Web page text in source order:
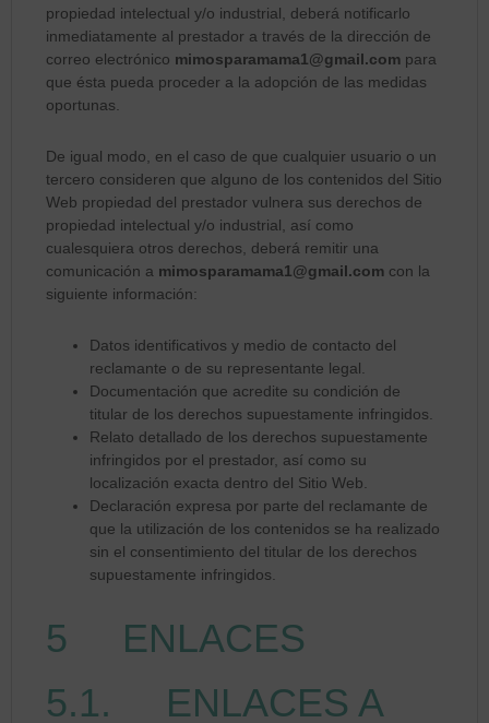
propiedad intelectual y/o industrial, deberá notificarlo
inmediatamente al prestador a través de la dirección de
correo electrónico mimosparamama1@gmail.com para
que ésta pueda proceder a la adopción de las medidas
oportunas.
De igual modo, en el caso de que cualquier usuario o un
tercero consideren que alguno de los contenidos del Sitio
Web propiedad del prestador vulnera sus derechos de
propiedad intelectual y/o industrial, así como
cualesquiera otros derechos, deberá remitir una
comunicación a mimosparamama1@gmail.com con la
siguiente información:
Datos identificativos y medio de contacto del
reclamante o de su representante legal.
Documentación que acredite su condición de
titular de los derechos supuestamente infringidos.
Relato detallado de los derechos supuestamente
infringidos por el prestador, así como su
localización exacta dentro del Sitio Web.
Declaración expresa por parte del reclamante de
que la utilización de los contenidos se ha realizado
sin el consentimiento del titular de los derechos
supuestamente infringidos.
5 ENLACES
5.1. ENLACES A